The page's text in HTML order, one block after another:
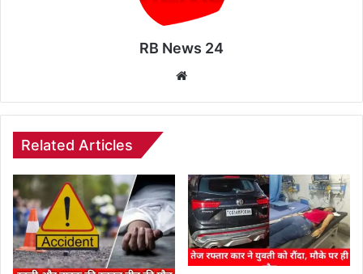
RB News 24
Related Articles